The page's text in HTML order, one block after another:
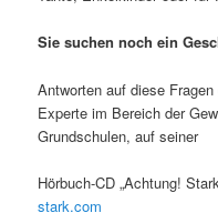
Sie suchen noch ein
Antworten auf diese
Experte im Bereich der
Grundschulen, auf seiner
Hörbuch-CD „Achtung!
stark.com